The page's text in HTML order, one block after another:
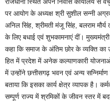
पर आयोग के अध्यक्ष श्री सुशील सन्नी
अनिल सिंह, श्रीमती मंजू सिंह, बलराम
के लिए बधाई एवं शुभकामनाएं दीं।
कहा कि समाज के अंतिम छोर के व्यक्ति का
हित में प्रदेश में अनेक कल्याणकारी
में उन्होंने छत्तीसगढ़ भवन एवं अन्य
बताया कि इसका कार्य क्षेत्र व्यापक है।
सम्पूर्ण राज्य में श्रमिकों के जीवन स्तर में